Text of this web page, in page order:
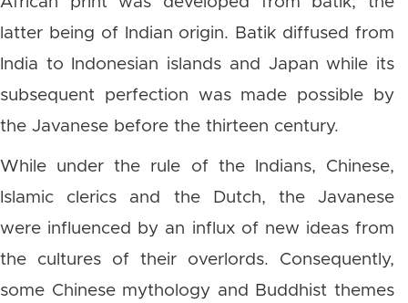
latter being of Indian origin. Batik diffused from
India to Indonesian islands and Japan while its
subsequent perfection was made possible by
the Javanese before the thirteen century.
While under the rule of the Indians, Chinese,
Islamic clerics and the Dutch, the Javanese
were influenced by an influx of new ideas from
the cultures of their overlords. Consequently,
some Chinese mythology and Buddhist themes